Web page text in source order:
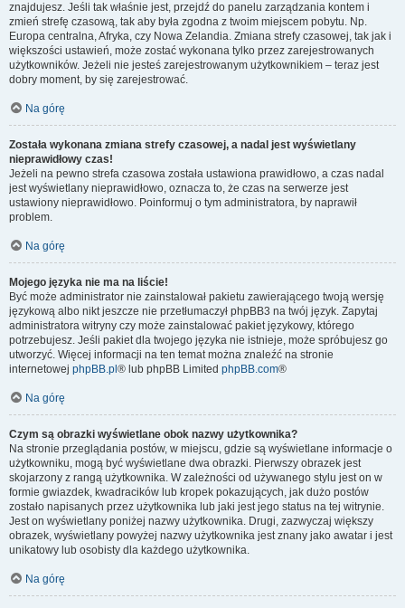
znajdujesz. Jeśli tak właśnie jest, przejdź do panelu zarządzania kontem i
zmień strefę czasową, tak aby była zgodna z twoim miejscem pobytu. Np.
Europa centralna, Afryka, czy Nowa Zelandia. Zmiana strefy czasowej, tak jak i
większości ustawień, może zostać wykonana tylko przez zarejestrowanych
użytkowników. Jeżeli nie jesteś zarejestrowanym użytkownikiem – teraz jest
dobry moment, by się zarejestrować.
Na górę
Została wykonana zmiana strefy czasowej, a nadal jest wyświetlany
nieprawidłowy czas!
Jeżeli na pewno strefa czasowa została ustawiona prawidłowo, a czas nadal
jest wyświetlany nieprawidłowo, oznacza to, że czas na serwerze jest
ustawiony nieprawidłowo. Poinformuj o tym administratora, by naprawił
problem.
Na górę
Mojego języka nie ma na liście!
Być może administrator nie zainstalował pakietu zawierającego twoją wersję
językową albo nikt jeszcze nie przetłumaczył phpBB3 na twój język. Zapytaj
administratora witryny czy może zainstalować pakiet językowy, którego
potrzebujesz. Jeśli pakiet dla twojego języka nie istnieje, może spróbujesz go
utworzyć. Więcej informacji na ten temat można znaleźć na stronie
internetowej phpBB.pl ® lub phpBB Limited phpBB.com®
Na górę
Czym są obrazki wyświetlane obok nazwy użytkownika?
Na stronie przeglądania postów, w miejscu, gdzie są wyświetlane informacje o
użytkowniku, mogą być wyświetlane dwa obrazki. Pierwszy obrazek jest
skojarzony z rangą użytkownika. W zależności od używanego stylu jest on w
formie gwiazdek, kwadracików lub kropek pokazujących, jak dużo postów
zostało napisanych przez użytkownika lub jaki jest jego status na tej witrynie.
Jest on wyświetlany poniżej nazwy użytkownika. Drugi, zazwyczaj większy
obrazek, wyświetlany powyżej nazwy użytkownika jest znany jako awatar i jest
unikatowy lub osobisty dla każdego użytkownika.
Na górę